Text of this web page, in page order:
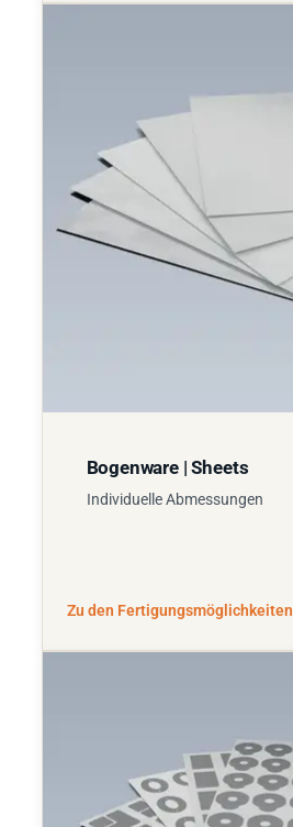
Bogenware | Sheets
Individuelle Abmessungen
Zu den Fertigungsmöglichkeiten